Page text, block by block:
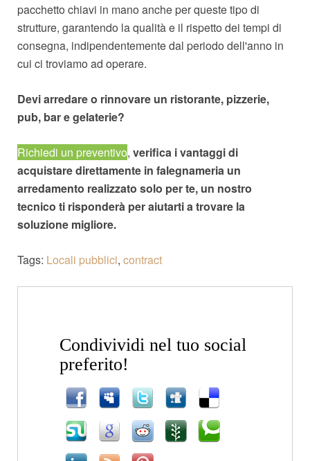
pacchetto chiavi in mano anche per queste tipo di
strutture, garantendo la qualità e il rispetto dei tempi di
consegna, indipendentemente dal periodo dell'anno in
cui ci troviamo ad operare.
Devi arredare o rinnovare un ristorante, pizzerie,
pub, bar e gelaterie?
Richiedi un preventivo, verifica i vantaggi di
acquistare direttamente in falegnameria un
arredamento realizzato solo per te, un nostro
tecnico ti risponderà per aiutarti a trovare la
soluzione migliore.
Tags: Locali pubblici, contract
Condivividi nel tuo social
preferito!